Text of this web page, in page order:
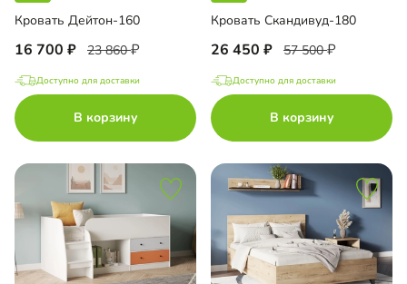
Кровать Дейтон-160
16 700 23 860
Доступно для доставки
В корзину
Кровать Скандивуд-180
26 450 57 500
Доступно для доставки
В корзину